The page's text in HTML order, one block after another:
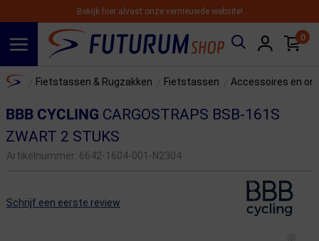
Bekijk hier alvast onze vernieuwde website!
0
Home Fietstassen & Rugzakken Fietstassen Accessoires en
BBB CYCLING CARGOSTRAPS BSB-161S
ZWART 2 STUKS
Artikelnummer: 6642-1604-001-N2304
Schrijf een eerste review